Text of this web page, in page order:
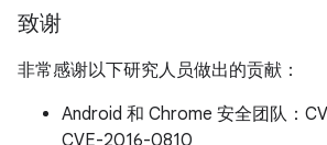
致谢
非常感谢以下研究人员做出的贡献：
Android 和 Chrome 安全团队：
CVE-2016-0810